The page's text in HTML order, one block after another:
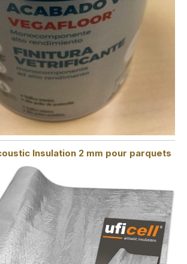
Insulation 2 mm pour parquets